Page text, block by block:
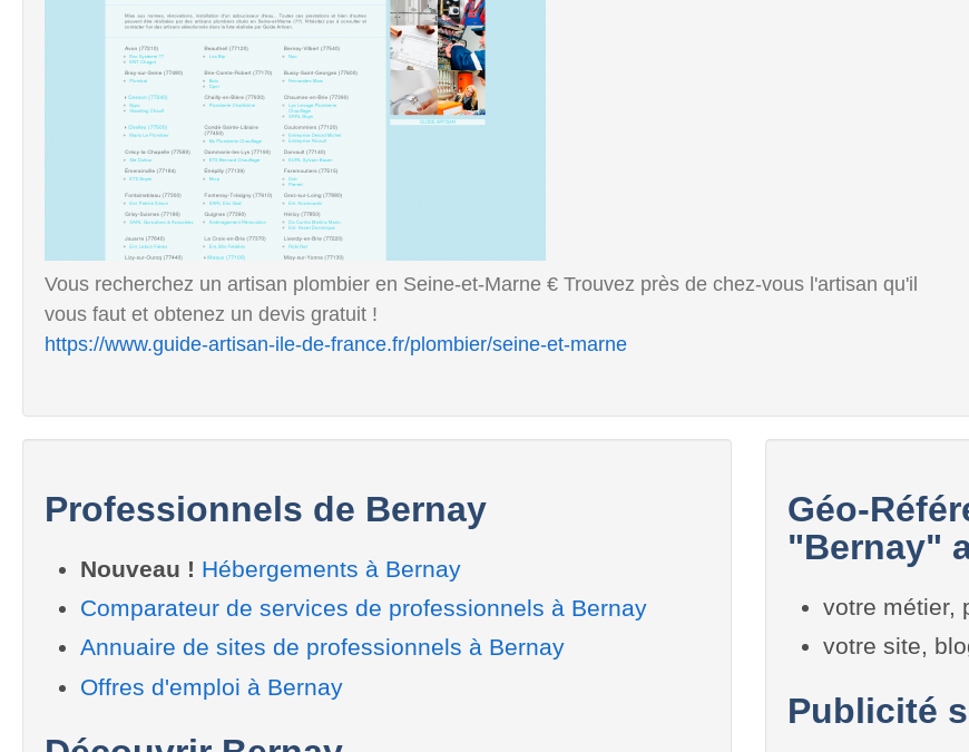
Vous recherchez un artisan plombier en Seine-et-Marne € Trouvez près de chez-vous l'artisan qu'il
vous faut et obtenez un devis gratuit !
https://www.guide-artisan-ile-de-france.fr/plombier/seine-et-marne
Professionnels de Bernay
Nouveau ! Hébergements à Bernay
Comparateur de services de professionnels à Bernay
Annuaire de sites de professionnels à Bernay
Offres d'emploi à Bernay
Géo-
"Bernay"
votre métier,
votre site,
Publicité